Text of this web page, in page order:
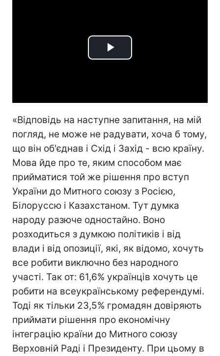
Play
«Відповідь на наступне запитання, на мій
погляд, не може не радувати, хоча б тому,
що він об'єднав і Схід і Захід - всю країну.
Мова йде про те, яким способом має
прийматися той же рішення про вступ
України до Митного союзу з Росією,
Білоруссю і Казахстаном. Тут думка
народу разюче одностайно. Воно
розходиться з думкою політиків і від
влади і від опозиції, які, як відомо, хочуть
все робити виключно без народного
участі. Так от: 61,6% українців хочуть це
робити на всеукраїнському референдумі.
Тоді як тільки 23,5% громадян довіряють
приймати рішення про економічну
інтеграцію країни до Митного союзу
Верховній Раді і Президенту. При цьому в